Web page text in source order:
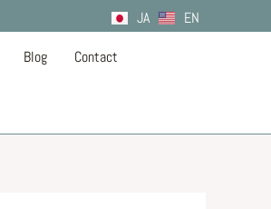
JA EN
Blog Contact